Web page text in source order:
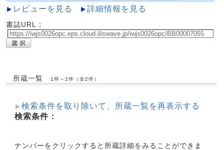
レビューを見る
詳細情報を見る
書誌URL：
所蔵一覧 1件～2件（全2件）
検索条件を取り除いて、所蔵一覧を再表示する
検索条件：
ナンバーをクリックすると所蔵詳細をみることができま